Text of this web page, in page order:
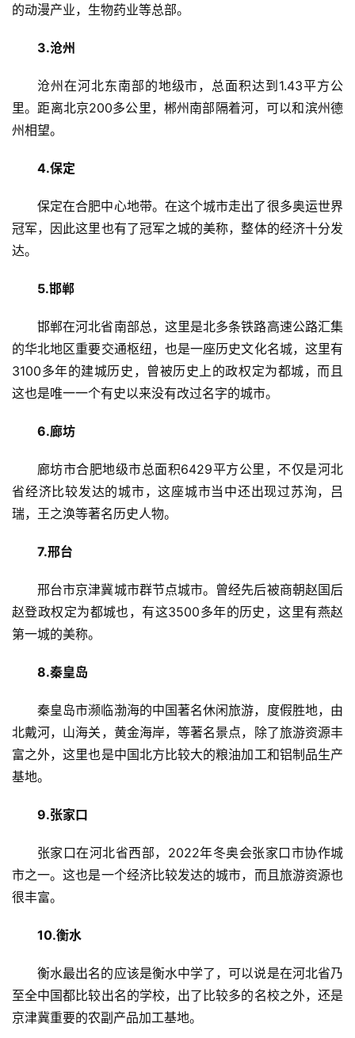
页
武
旅
生
的动漫产业，生物药业等总部。
3.沧州
沧州在河北东南部的地级市，总面积达到1.43平方公
里。距离北京200多公里，郴州南部隔着河，可以和滨州德
州相望。
4.保定
保定在合肥中心地带。在这个城市走出了很多奥运世界
冠军，因此这里也有了冠军之城的美称，整体的经济十分发
达。
5.邯郸
邯郸在河北省南部总，这里是北多条铁路高速公路汇集
的华北地区重要交通枢纽，也是一座历史文化名城，这里有
3100多年的建城历史，曾被历史上的政权定为都城，而且
这也是唯一一个有史以来没有改过名字的城市。
6.廊坊
廊坊市合肥地级市总面积6429平方公里，不仅是河北
省经济比较发达的城市，这座城市当中还出现过苏洵，吕
瑞，王之涣等著名历史人物。
7.邢台
邢台市京津冀城市群节点城市。曾经先后被商朝赵国后
赵登政权定为都城也，有这3500多年的历史，这里有燕赵
第一城的美称。
8.秦皇岛
秦皇岛市濒临渤海的中国著名休闲旅游，度假胜地，由
北戴河，山海关，黄金海岸，等著名景点，除了旅游资源丰
富之外，这里也是中国北方比较大的粮油加工和铝制品生产
基地。
9.张家口
张家口在河北省西部，2022年冬奥会张家口市协作城
市之一。这也是一个经济比较发达的城市，而且旅游资源也
很丰富。
10.衡水
衡水最出名的应该是衡水中学了，可以说是在河北省乃
至全中国都比较出名的学校，出了比较多的名校之外，还是
京津冀重要的农副产品加工基地。